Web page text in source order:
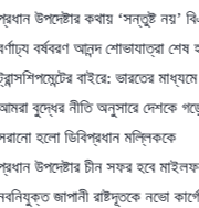
কথায় ‘সন্তুষ্ট নয়’ বিএনপি
আনন্দ শোভাযাত্রা শেষ হলো
বাইরে: ভারতের মাধ্যমে
নীতি অনুসারে দেশকে গড়ে তুলতে
মল্লিককে
চীন সফর হবে মাইলফলক: চীনা
রাষ্টদূতকে নভো কার্গো’র